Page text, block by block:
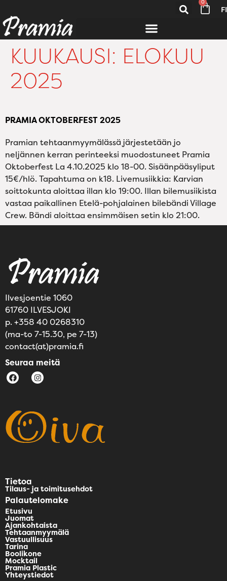
FI
0
KUUKAUSI: ELOKUU
2025
PRAMIA OKTOBERFEST 2025
Pramian tehtaanmyymälässä järjestetään jo
neljännen kerran perinteeksi muodostuneet Pramia
Oktoberfest La 4.10.2025 klo 18-00. Sisäänpääsyliput
15€/hlö. Tapahtuma on k18. Livemusiikkia: Karvian
soittokunta aloittaa illan klo 19:00. Illan bilemusiikista
vastaa paikallinen Etelä-pohjalainen bilebändi Village
Crew. Bändi aloittaa ensimmäisen setin klo 21:00.
Ilvesjoentie 1060
61760 ILVESJOKI
p. +358 40 0268310
(ma-to 7-15.30, pe 7-13)
contact(at)pramia.fi
Seuraa meitä
Tietoa
Tilaus- ja toimitusehdot
Palautelomake
Etusivu
Juomat
Ajankohtaista
Tehtaanmyymälä
Vastuullisuus
Tarina
Boolikone
Mocktail
Pramia Plastic
Yhteystiedot